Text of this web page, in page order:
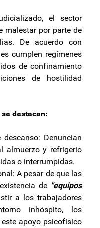
el sector
malestar por parte de
De acuerdo con
cumplen regímenes
de confinamiento
de hostilidad
destacan:
Denuncian
almuerzo y refrigerio
o interrumpidas.
A pesar de que las
de "equipos
a los trabajadores
inhóspito, los
apoyo psicofísico